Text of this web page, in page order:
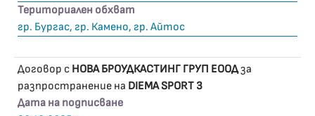
Териториален обхват
гр. Бургас, гр. Камено, гр. Айтос
Договор с НОВА БРОУДКАСТИНГ ГРУП ЕООДза
разпространение на DIEMA SPORT 3
Дата на подписване